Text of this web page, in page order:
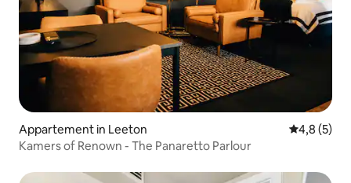
Appartement in Leeton
4,8 (5)
Kamers of Renown - The Panaretto Parlour